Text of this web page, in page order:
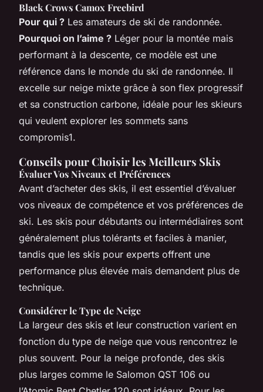
Black Crows Camox Freebird
Pour qui ? Les amateurs de ski de randonnée.
Pourquoi on l’aime ? Léger pour la montée mais
performant à la descente, ce modèle est une
référence dans le monde du ski de randonnée. Il
excelle sur neige mixte grâce à son flex progressif
et sa construction carbone, idéale pour les skieurs
qui veulent explorer les sommets sans
compromis1.
Conseils pour Choisir les Meilleurs Skis
Évaluer Vos Niveaux et Préférences
Avant d’acheter des skis, il est essentiel d’évaluer
vos niveaux de compétence et vos préférences de
ski. Les skis pour débutants ou intermédiaires sont
généralement plus tolérants et faciles à manier,
tandis que les skis pour experts offrent une
performance plus élevée mais demandent plus de
technique.
Considérer le Type de Neige
La largeur des skis et leur construction varient en
fonction du type de neige que vous rencontrez le
plus souvent. Pour la neige profonde, des skis
plus larges comme le Salomon QST 106 ou